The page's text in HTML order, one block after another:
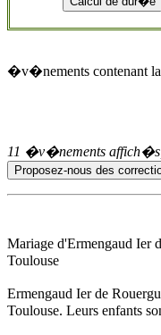
�v�nements contenant
11 �v�nements
Mariage d'Ermengaud
Toulouse
Ermengaud Ier de
Toulouse. Leurs enfants